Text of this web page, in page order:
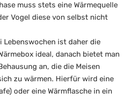
muss stets eine Wärmequelle
Vogel diese von selbst nicht
Lebenswochen ist daher die
ideal, danach bietet man
an, die die Meisen
zu wärmen. Hierfür wird eine
oder eine Wärmflasche in ein